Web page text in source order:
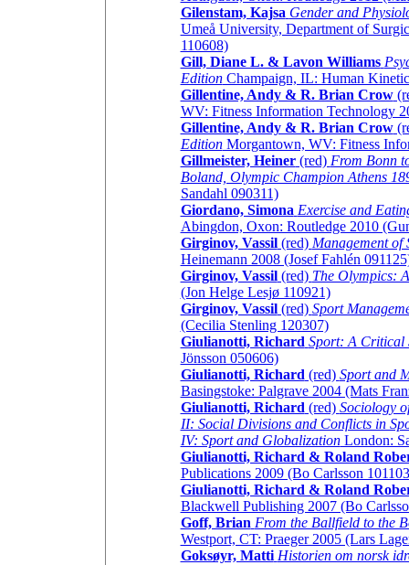
Gilenstam, Kajsa Gender and
Umeå University, Department of
110608)
Gill, Diane L. & Lavon Williams
EditionChampaign, IL: Human
Gillentine, Andy & R. Brian Crow
WV: Fitness Information Technology
Gillentine, Andy & R. Brian Crow
EditionMorgantown, WV: Fitness
Gillmeister, Heiner(red) From Bonn
Boland, Olympic Champion Athens
Sandahl 090311)
Giordano, Simona Exercise and
Abingdon, Oxon: Routledge 2010
Girginov, Vassil(red) Management of
Heinemann 2008 (Josef Fahlén
Girginov, Vassil(red) The Olympics:
(Jon Helge Lesjø 110921)
Girginov, Vassil(red) Sport
(Cecilia Stenling 120307)
Giulianotti, Richard Sport: A Critical
Jönsson 050606)
Giulianotti, Richard (red) Sport and
Basingstoke: Palgrave 2004 (Mats
Giulianotti, Richard (red) Sociology
II: Social Divisions and Conflicts in
IV: Sport and GlobalizationLondon:
Giulianotti, Richard & Roland
Publications 2009 (Bo Carlsson
Giulianotti, Richard & Roland
Blackwell Publishing 2007 (Bo
Goff, Brian From the Ballfield to the
Westport, CT: Praeger 2005 (Lars
Goksøyr, Matti Historien om norsk